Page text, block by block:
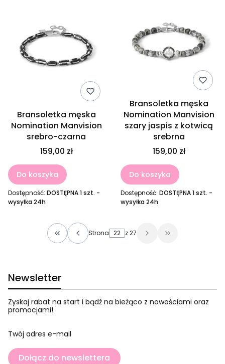
Bransoletka męska
Nomination Manvision
srebro-czarna
159,00 zł
Do koszyka
Dostępność: DOSTĘPNA 1 szt. -
wysyłka 24h
Bransoletka męska
Nomination Manvision
szary jaspis z kotwicą
srebrna
159,00 zł
Do koszyka
Dostępność: DOSTĘPNA 1 szt. -
wysyłka 24h
Wróć do pierwszej strony z produktami
Strona z 27 Przejdź do
Newsletter
Zyskaj rabat na start i bądź na bieżąco z nowościami oraz
promocjami!
Twój adres e-mail
Dołącz do newslettera